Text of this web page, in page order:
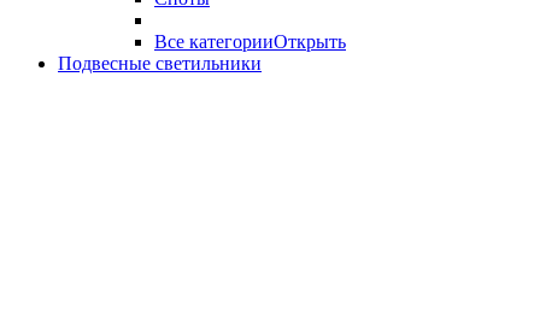
Все категорииОткрыть
Подвесные светильники